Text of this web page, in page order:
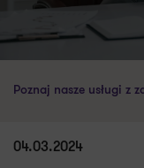
Poznaj nasze usługi z
04.03.2024